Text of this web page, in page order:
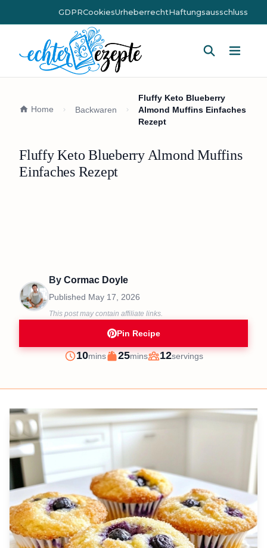
GDPRCookiesUrheberrechtHaftungsausschluss
Home Backwaren
Fluffy Keto Blueberry
Almond Muffins Einfaches
Rezept
Fluffy Keto Blueberry Almond Muffins
Einfaches Rezept
By Cormac Doyle
Published May 17, 2026
This post may contain affiliate links.
Pin Recipe
Prep
10minutes
mins
Cook
25minutes
mins
Servings
12servings